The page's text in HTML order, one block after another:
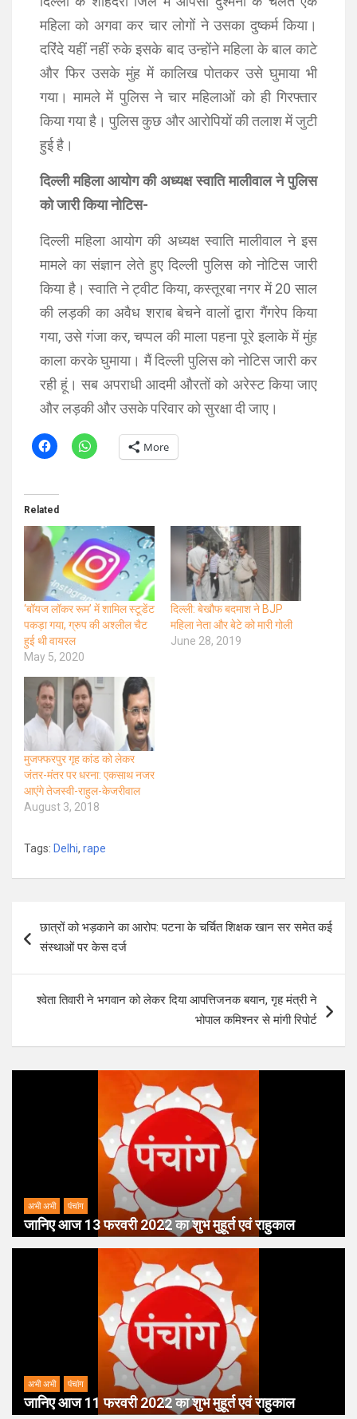
महिला को अगवा कर चार लोगों ने उसका दुष्कर्म किया।
दरिंदे यहीं नहीं रुके इसके बाद उन्होंने महिला के बाल काटे
और फिर उसके मुंह में कालिख पोतकर उसे घुमाया भी
गया। मामले में पुलिस ने चार महिलाओं को ही गिरफ्तार
किया गया है। पुलिस कुछ और आरोपियों की तलाश में जुटी
हुई है।
दिल्ली महिला आयोग की अध्यक्ष स्वाति मालीवाल ने पुलिस
को जारी किया नोटिस-
दिल्ली महिला आयोग की अध्यक्ष स्वाति मालीवाल ने इस
मामले का संज्ञान लेते हुए दिल्ली पुलिस को नोटिस जारी
किया है। स्वाति ने ट्वीट किया, कस्तूरबा नगर में 20 साल
की लड़की का अवैध शराब बेचने वालों द्वारा गैंगरेप किया
गया, उसे गंजा कर, चप्पल की माला पहना पूरे इलाके में मुंह
काला करके घुमाया। मैं दिल्ली पुलिस को नोटिस जारी कर
रही हूं। सब अपराधी आदमी औरतों को अरेस्ट किया जाए
और लड़की और उसके परिवार को सुरक्षा दी जाए।
More
Related
‘बॉयज लॉकर रूम’ में शामिल स्टूडेंट
पकड़ा गया, ग्रुप की अश्लील चैट
हुई थी वायरल
May 5, 2020
दिल्ली: बेखौफ बदमाश ने BJP
महिला नेता और बेटे को मारी गोली
June 28, 2019
मुजफ्फरपुर गृह कांड को लेकर
जंतर-मंतर पर धरना: एकसाथ नजर
आएंगे तेजस्वी-राहुल-केजरीवाल
August 3, 2018
Tags: Delhi, rape
navigation
छात्रों को भड़काने का आरोप: पटना के चर्चित शिक्षक खान सर समेत कई
संस्थाओं पर केस दर्ज
श्वेता तिवारी ने भगवान को लेकर दिया आपत्तिजनक बयान, गृह मंत्री ने
भोपाल कमिश्नर से मांगी रिपोर्ट
अभी अभी पंचांग
जानिए आज 13 फरवरी 2022 का शुभ मुहूर्त एवं राहुकाल
अभी अभी पंचांग
जानिए आज 11 फरवरी 2022 का शुभ मुहूर्त एवं राहुकाल